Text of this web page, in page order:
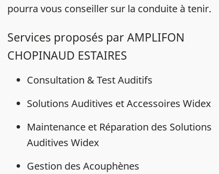
pourra vous conseiller sur la conduite à tenir.
Services proposés par AMPLIFON
CHOPINAUD ESTAIRES
Consultation & Test Auditifs
Solutions Auditives et Accessoires Widex
Maintenance et Réparation des Solutions
Auditives Widex
Gestion des Acouphènes